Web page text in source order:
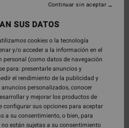
SUS DATOS
cookies o la tecnología
y/o acceder a la información en el
(como datos de navegación
para: presentarle anuncios y
el rendimiento de la publicidad y
personalizados, conocer
y mejorar los productos de
configurar sus opciones para aceptar
a su consentimiento, o bien, para
están sujetas a su consentimiento
Continuar sin aceptar